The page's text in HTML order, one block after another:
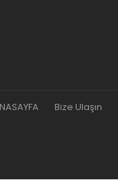
Bize Ulaşın